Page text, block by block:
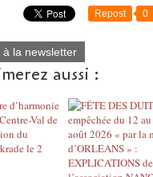
Repost 0
à la newsletter
aussi :